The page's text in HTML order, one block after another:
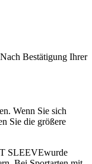
Nach Bestätigung Ihrer
Wenn Sie sich
Sie die größere
SLEEVEwurde